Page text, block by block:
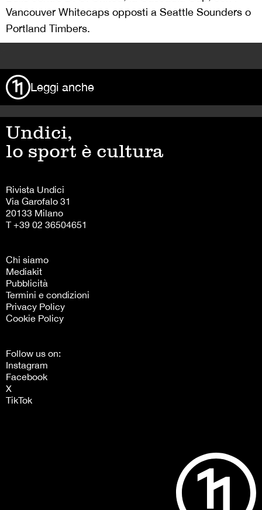
Vancouver Whitecaps opposti a Seattle Sounders o
Portland Timbers.
Leggi anche
Undici,
lo sport è cultura
Rivista Undici
Via Garofalo 31
20133 Milano
T +39 02 36504651
Chi siamo
Mediakit
Pubblicità
Termini e condizioni
Privacy Policy
Cookie Policy
Follow us on:
Instagram
Facebook
X
TikTok